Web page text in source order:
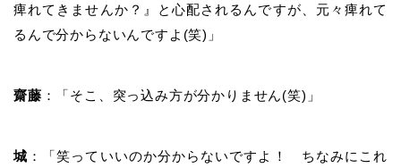
痺れてきませんか？』と心配されるんですが、元々痺れて
るんで分からないんですよ (笑) 」
齋藤 ：「そこ、突っ込み方が分かりません(笑) 」
城 ：「笑っていいのか分からないですよ！ ちなみにこれ